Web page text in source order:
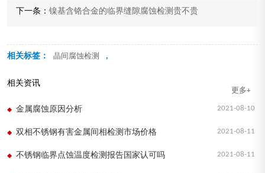
下一条： 镍基含铬合金的临界缝隙腐蚀检测贵不贵
相关标签： 晶间腐蚀检测 ,
相关资讯
更多+
2021-08-10
金属腐蚀原因分析
2021-08-11
双相不锈钢有害金属间相检测市场价格
2021-08-11
不锈钢临界点蚀温度检测报告国家认可吗